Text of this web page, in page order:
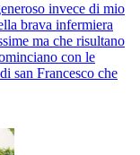
invece di mio
brava infermiera
ma che risultano
con le
san Francesco che